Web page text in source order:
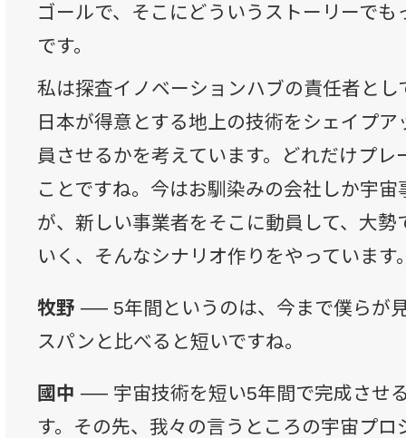
ゴールで、そこにどういうストーリーで
です。
私は探査イノベーションハブの責任者とし
日本が得意とする地上の技術をシェイプ
員させるかを考えています。どれだけプ
ことですね。今はお馴染みの会社しか宇宙
が、新しい事業者をそこに動員して、大
いく、そんなシナリオ作りをやっています
牧野 ── 5年間というのは、今まで僕らが
スパンと比べると短いですね。
國中 ── 宇宙技術を短い5年間で完成させ
す。その先、我々の言うところの宇宙プ